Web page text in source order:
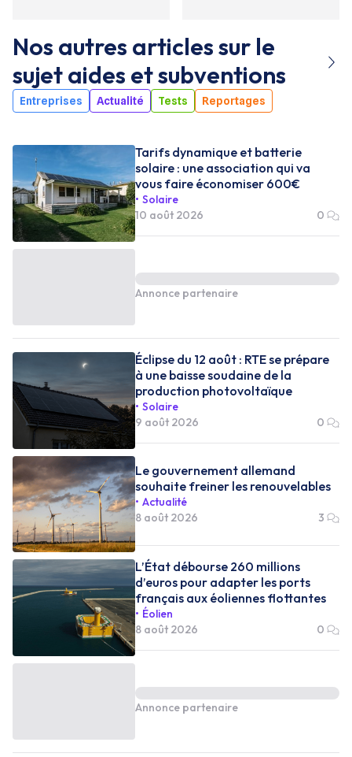
Nos autres articles sur le
sujetaides et subventions
Entreprises Actualité Tests Reportages
Tarifs dynamique et batterie
solaire : une association qui va
vous faire économiser 600€
Solaire
10 août 2026
0
Annonce partenaire
Éclipse du 12 août : RTE se prépare
à une baisse soudaine de la
production photovoltaïque
Solaire
9 août 2026
0
Le gouvernement allemand
souhaite freiner les renouvelables
Actualité
8 août 2026
3
L’État débourse 260 millions
d’euros pour adapter les ports
français aux éoliennes flottantes
Éolien
8 août 2026
0
Annonce partenaire